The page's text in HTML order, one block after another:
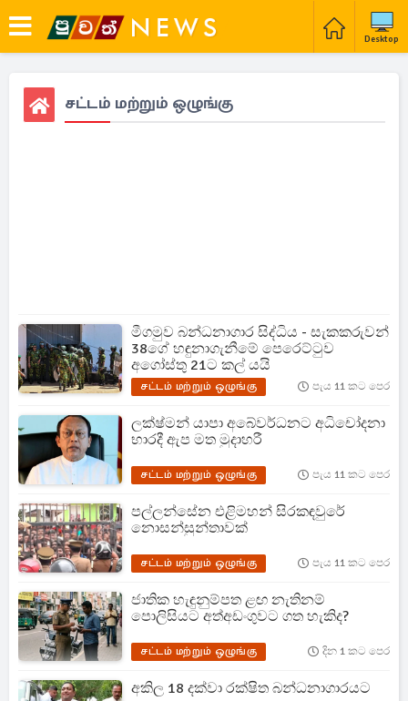
Desktop
சட்டம் மற்றும் ஒழுங்கு
මීගමුව බන්ධනාගාර සිද්ධිය - සැකකරුවන්
38ගේ හඳුනාගැනීමේ පෙරෙට්ටුව
අගෝස්තු 21ට කල් යයි
சட்டம் மற்றும் ஒழுங்கு පැය 11 කට පෙර
ලක්ෂ්මන් යාපා අබේවර්ධනට අධිචෝදනා
භාරදී ඇප මත මුදාහරී
சட்டம் மற்றும் ஒழுங்கு පැය 11 කට පෙර
පල්ලන්සේන එළිමහන් සිරකඳවුරේ
නොසන්සුන්තාවක්
சட்டம் மற்றும் ஒழுங்கு පැය 11 කට පෙර
ජාතික හැඳුනුම්පත ළඟ නැතිනම්
පොලිසියට අත්අඩංගුවට ගත හැකිද?
சட்டம் மற்றும் ஒழுங்கு දින 1 කට පෙර
අකිල 18 දක්වා රක්ෂිත බන්ධනාගාරයට